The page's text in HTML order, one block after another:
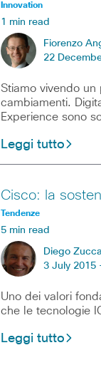
Innovation
1 min read
Fiorenzo
22
Stiamo vivendo
cambiamenti.
Experience sono
Leggi tutto
Cisco: la
Tendenze
5 min read
Diego Zucca
3 July 2015
Uno dei valori
che le tecnologie
Leggi tutto